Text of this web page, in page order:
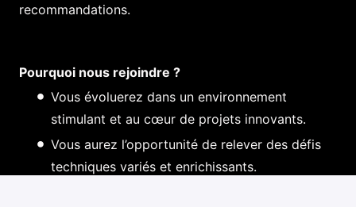
recommandations.
Pourquoi nous rejoindre ?
Vous évoluerez dans un environnement
stimulant et au cœur de projets innovants.
Vous aurez l’opportunité de relever des défis
techniques variés et enrichissants.